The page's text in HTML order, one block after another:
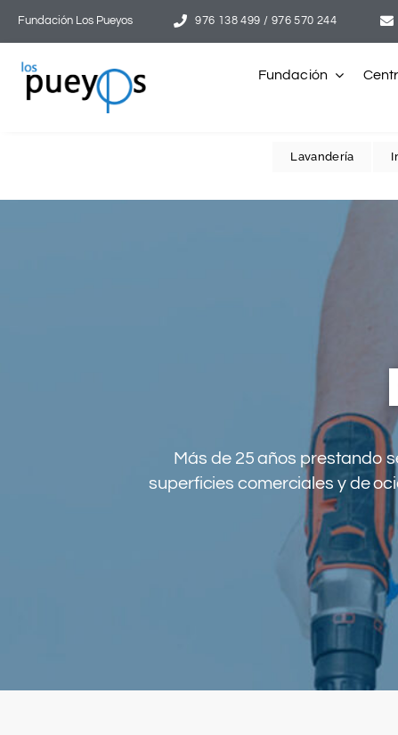
contenido
Fundación Los Pueyos 976 138 499 / 976 570 244
Fundación
Lavandería
Más de 25 años prestando
superficies comerciales y de